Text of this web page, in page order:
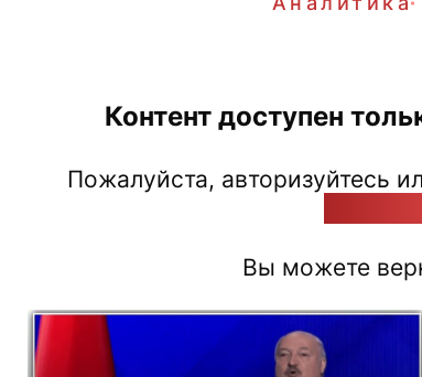
Контент доступен
Пожалуйста, авторизуйтесь
Вы можете